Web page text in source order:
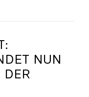
geben
NUN
DER